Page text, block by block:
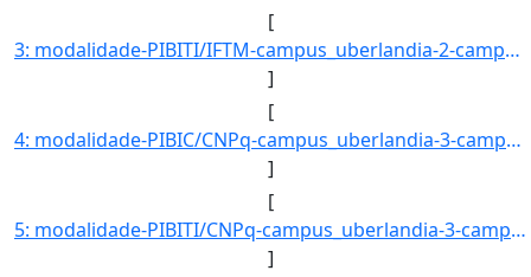
[
3: modalidade-PIBITI/IFTM-campus_uberlandia-2-campus_uberaba-8-campus_ituiutaba-4-campus_patos_de_minas]
]
[
4: modalidade-PIBIC/CNPq-campus_uberlandia-3-campus_uberaba-5-campus_ituiutaba-0-campus_patos_de_minas-]
]
[
5: modalidade-PIBITI/CNPq-campus_uberlandia-3-campus_uberaba-8-campus_ituiutaba-0-campus_patos_de_minas]
]